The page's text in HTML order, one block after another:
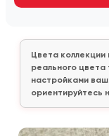
Цвета коллекции
реального цвета
настройками
ориентируйтесь